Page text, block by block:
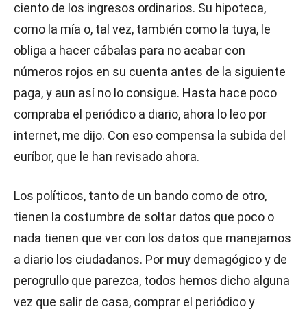
ciento de los ingresos ordinarios. Su hipoteca,
como la mía o, tal vez, también como la tuya, le
obliga a hacer cábalas para no acabar con
números rojos en su cuenta antes de la siguiente
paga, y aun así no lo consigue. Hasta hace poco
compraba el periódico a diario, ahora lo leo por
internet, me dijo. Con eso compensa la subida del
euríbor, que le han revisado ahora.
Los políticos, tanto de un bando como de otro,
tienen la costumbre de soltar datos que poco o
nada tienen que ver con los datos que manejamos
a diario los ciudadanos. Por muy demagógico y de
perogrullo que parezca, todos hemos dicho alguna
vez que salir de casa, comprar el periódico y